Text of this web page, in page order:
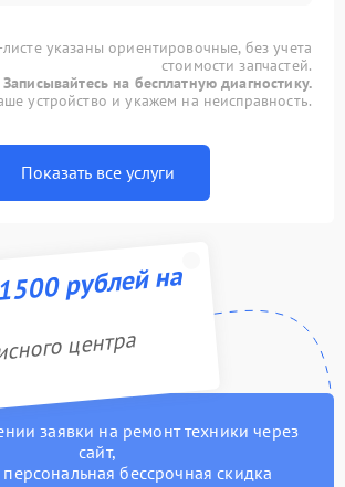
указаны ориентировочные, без учета
стоимости запчастей.
Записывайтесь на бесплатную диагностику.
устройство и укажем на неисправность.
Показать все услуги
рублей на
центра
заявки на ремонт техники через
сайт,
персональная бессрочная скидка